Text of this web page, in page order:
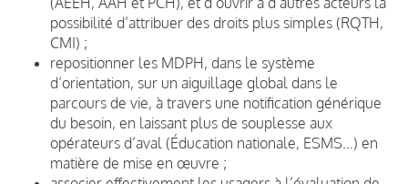
possibilité d’attribuer des droits plus simples (RQTH,
CMI) ;
repositionner les MDPH, dans le système
d’orientation, sur un aiguillage global dans le
parcours de vie, à travers une notification générique
du besoin, en laissant plus de souplesse aux
opérateurs d’aval (Éducation nationale, ESMS…) en
matière de mise en œuvre ;